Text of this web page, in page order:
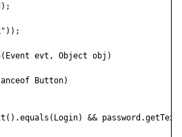
evt, Object obj)
Button)
&&